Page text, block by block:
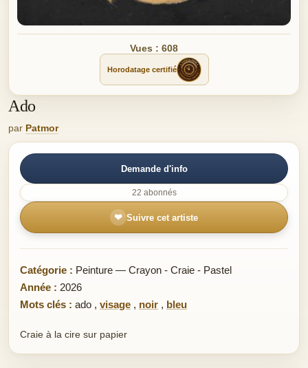
Vues : 608
Horodatage certifié
Ado
par Patmor
Demande d'info
22 abonnés
❤ Suivre cet artiste
Catégorie : Peinture — Crayon - Craie - Pastel
Année : 2026
Mots clés : ado , visage , noir , bleu
Craie à la cire sur papier